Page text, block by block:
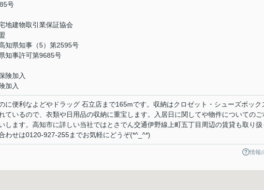
号
地建物取引業保証協会
知県知事（5）第2595号
知事許可第9685号
険加入
加入
に便利なよどやドラッグ 石立店まで165mです。収納はクロゼット・シューズボック
ているので、衣類や日用品の収納に重宝します。入居日に関してや物件についてのご
します。高知市に詳しい当社ではとさでん交通伊野線上町五丁目周辺の賃貸も取り扱
わせは0120-927-255までお気軽にどうぞ(*^_^*)
情報